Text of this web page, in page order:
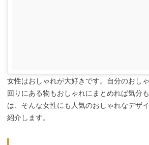
女性はおしゃれが大好きです。自分のおし
回りにある物もおしゃれにまとめれば気分
は、そんな女性にも人気のおしゃれなデザ
紹介します。